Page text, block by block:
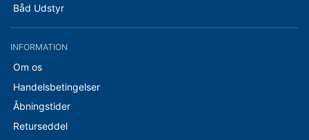
Båd Udstyr
INFORMATION
Om os
Handelsbetingelser
Åbningstider
Returseddel